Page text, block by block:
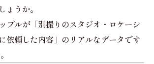
ょうか。
プルが「別撮りのスタジオ・ロケーシ
依頼した内容」のリアルなデータです